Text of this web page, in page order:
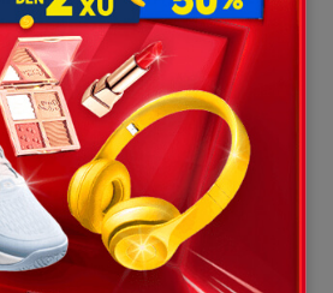
từng mơ, không xe hoa sang trọng,
mộ. Chỉ có những ánh mắt tò mò
đang chuẩn bị cưới đại gia mà quay
vọng quá rồi.
còn cảm xúc.
nhỏ đơn sơ, một chiếc giường gỗ, một
yếu ớt. Tuấn đứng ở cửa, có vẻ
đi, anh ra ngoài. Tôi ngạc nhiên hỏi
đầu, nói anh không muốn tôi khó xử.